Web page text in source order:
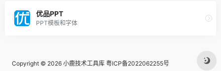
优品PPT
PPT模板和字体
Copyright © 2026 小鹿技术工具库 粤ICP备2022062255号